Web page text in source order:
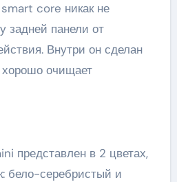
core никак не
задней панели от
Внутри он сделан
очищает
представлен в 2 цветах,
бело-серебристый и